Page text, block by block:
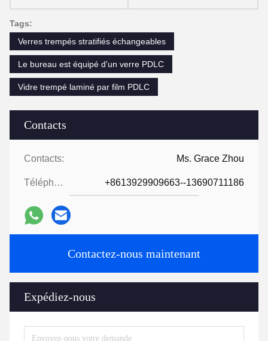
Contacts
Contacts: Ms. Grace Zhou
Téléphone: +8613929909663--13690711186
Contactez-nous maintenant
Expédiez-nous
Tags:
Verres trempés stratifiés échangeables
Le bureau est équipé d'un verre PDLC
Vidre trempé laminé par film PDLC